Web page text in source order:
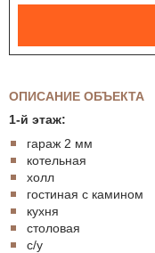
ОПИСАНИЕ ОБЪЕКТА
1-й этаж:
гараж 2 мм
котельная
холл
гостиная с камином
кухня
столовая
с/у